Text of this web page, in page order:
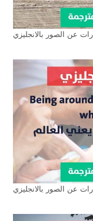
عن الصور بالانجليزي
عن الصور بالانجليزي